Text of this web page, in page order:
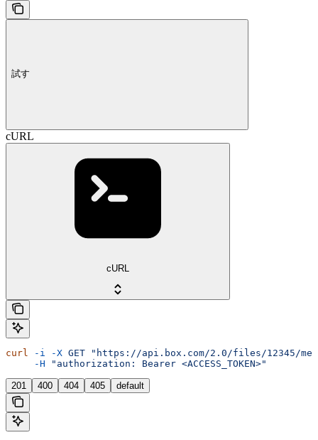
試す
cURL
cURL
curl -i -X GET "https://api.box.com/2.0/files/12345/
     -H
"authorization: Bearer <ACCESS_TOKEN>"
201 400 404 405 default